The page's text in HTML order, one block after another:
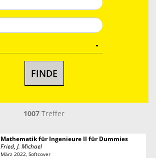
1007 Treffer
Mathematik für Ingenieure II für Dummies
Fried, J. Michael
März 2022, Softcover